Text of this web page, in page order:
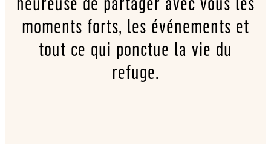
moments forts, les événements et
tout ce qui ponctue la vie du
refuge.